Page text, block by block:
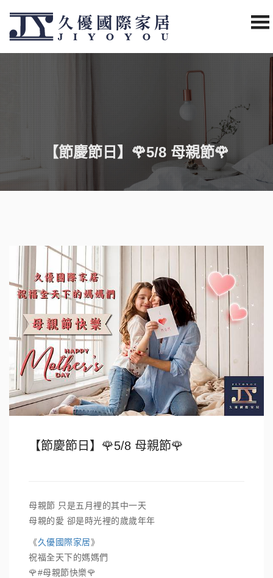
【節慶節日】🌹5/8 母親節🌹
【節慶節日】🌹5/8 母親節🌹
母親節 只是五月裡的其中一天
母親的愛 卻是時光裡的歲歲年年
《久優國際家居》
祝福全天下的媽媽們
🌹#母親節快樂🌹